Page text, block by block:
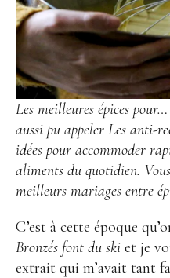
Les meilleures épices
aussi pu appeler Les anti-
idées pour accommoder
aliments du quotidien.
meilleurs mariages entre
C’est à cette époque
Bronzés font du ski et je
extrait qui m’avait tant